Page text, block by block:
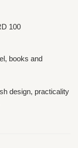
100
books and
design, practicality